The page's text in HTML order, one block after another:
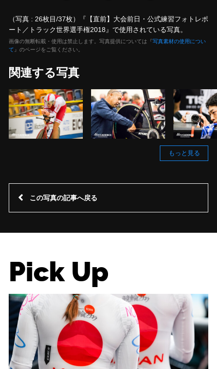
（写真 : 26枚目/37枚）『【直前】大会前日・公式練習フォトレポ
ート／トラック世界選手権2018』で使用されている写真。
画像の無断転載・使用は禁止します。写真提供については『写真素材の使用につい
て 』のページをご覧ください。
関連する写真
もっと見る
この写真の記事へ戻る
Pick Up